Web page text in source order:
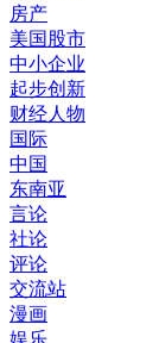
房产
美国股市
中小企业
起步创新
财经人物
国际
中国
东南亚
言论
社论
评论
交流站
漫画
娱乐